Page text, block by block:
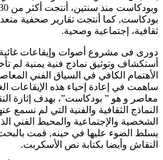
بودكاست, كما أنتجت تقارير صحفية
ثقافية، إجتماعية وصحية.
دورى فى مشروع أصوات وإيقاعات
أستكشاف وتوثيق نماذج فنية يمنية لم
الأهتمام الكافي في السياق الفني
ساهمت في إعادة إحياء هذه الإيقاعات
معاصر و هو ” بودكاست”، بهدف إثارة
النماذج الثقافية والفنية التي لم نسمع
الشخصية والإجتماعية والمحيط الفني
يسلط الضوء عليها في حينه, قمت
النقاش وأيضا بكتابة نص الأسكربت.